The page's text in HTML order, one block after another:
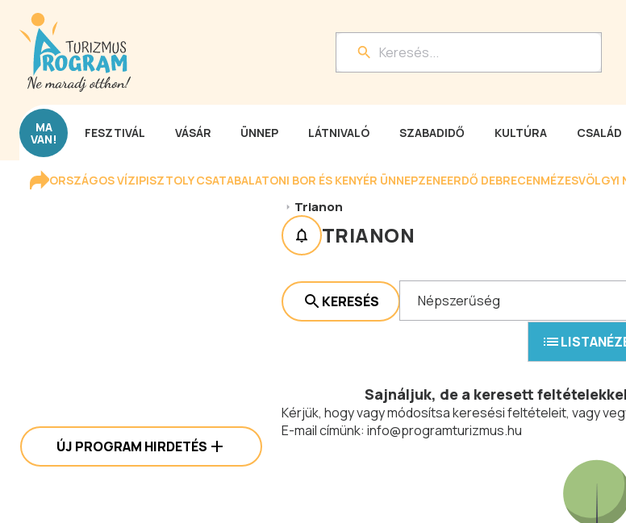
MA
VAN! FESZTIVÁL VÁSÁR ÜNNEP LÁTNIVALÓ SZABADIDŐ KULTÚRA CSALÁD
ORSZÁGOS VÍZIPISZTOLY CSATABALATONI BOR ÉS KENYÉR ÜNNEPZENEERDŐ DEBRECENMÉZESVÖLGYI
ÚJ PROGRAM HIRDETÉS
Trianon
TRIANON
KERESÉS Népszerűség
Sajnáljuk, de a keresett
Kérjük, hogy vagy módosítsa keresési feltételeit, vagy
E-mail címünk: info@programturizmus.hu